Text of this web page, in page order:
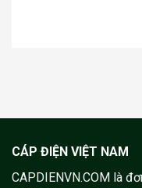
CÁP ĐIỆN VIỆT NAM
CAPDIENVN.COM là